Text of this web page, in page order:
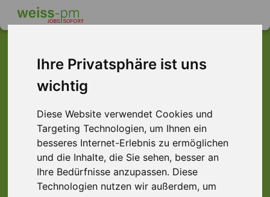
Ihre Privatsphäre ist uns
wichtig
Diese Website verwendet Cookies und
Targeting Technologien, um Ihnen ein
besseres Internet-Erlebnis zu ermöglichen
und die Inhalte, die Sie sehen, besser an
Ihre Bedürfnisse anzupassen. Diese
Technologien nutzen wir außerdem, um
Dieser Job ist leider
nicht mehr verfügbar ...
... aber vielleicht ist hier etwas dabei: